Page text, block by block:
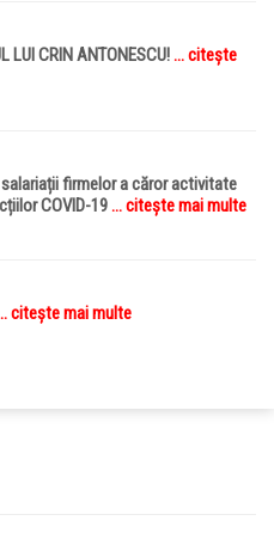
LUI CRIN ANTONESCU! ... citește
firmelor a căror activitate
COVID-19 ... citește mai multe
citește mai multe